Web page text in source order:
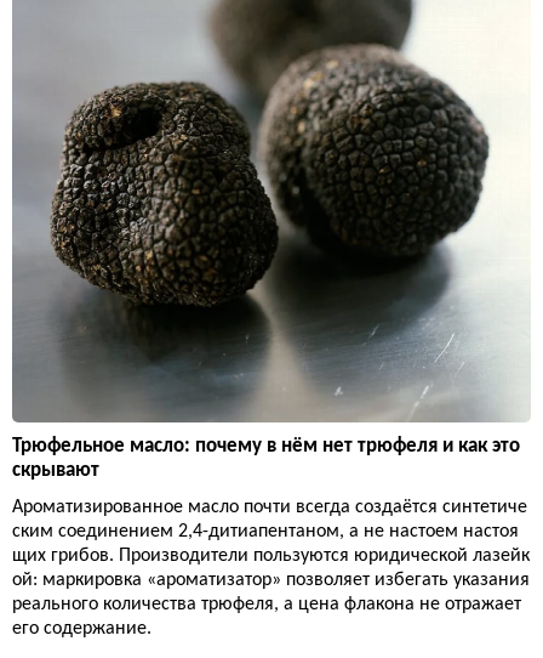
Трюфельное масло: почему в нём нет трюфеля и как это
скрывают
Ароматизированное масло почти всегда создаётся синтетиче
ским соединением 2,4-дитиапентаном, а не настоем настоя
щих грибов. Производители пользуются юридической лазейк
ой: маркировка «ароматизатор» позволяет избегать указания
реального количества трюфеля, а цена флакона не отражает
его содержание.